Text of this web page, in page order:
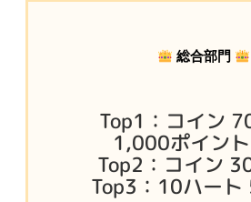
総合部門
Top1：コイン
1,000ポイント
Top2：コイン
Top3：10ハート